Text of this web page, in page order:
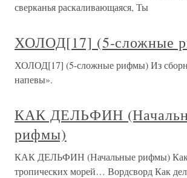
сверканья раскаливающаяся, Ты
ХОЛОД[17] (5-сложные
ХОЛОД[17] (5-сложные рифмы) Из
напевы».
КАК ДЕЛЬФИН
рифмы)
КАК ДЕЛЬФИН (Начальные рифмы) Как
тропических морей… Вордсворд Как